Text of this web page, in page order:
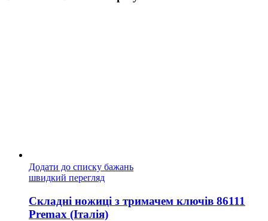
Додати до списку бажань
швидкий перегляд
Складні ножиці з тримачем ключів 86111
Premax (Італія)